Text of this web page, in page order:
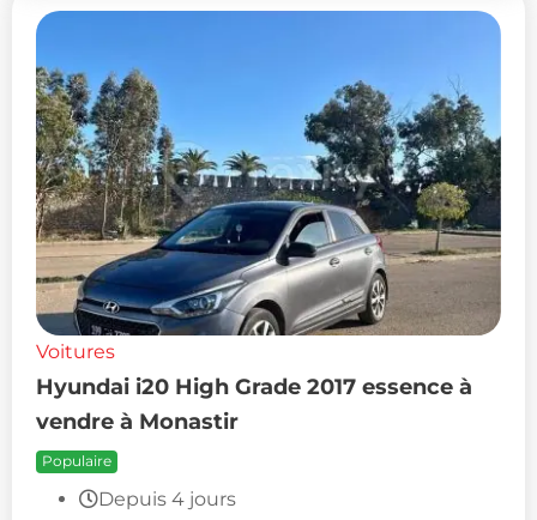
Voitures
Hyundai i20 High Grade 2017 essence à
vendre à Monastir
Populaire
Depuis 4 jours